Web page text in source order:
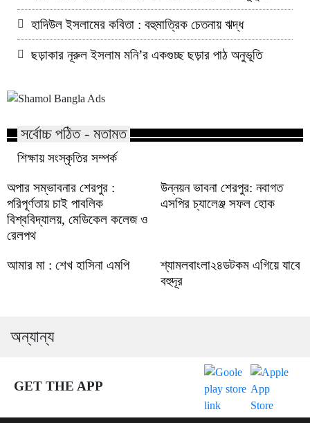
হাদিউল ইসলামের কবিতা : বহুমাত্রিক চেতনায় ঋদ্ধ
ছড়াকার নূরুল ইসলাম মনি’র একগুচ্ছ ছড়ার পাঠ অনুভূতি
সর্বোচ্চ পঠিত - মতামত
শিক্ষায় সংস্কৃতির সম্পর্ক
অপার সম্ভাবনার শেরপুর :
পরিপূর্ণতায় চাই পাবলিক
বিশ্ববিদ্যালয়, মেডিকেল কলেজ ও
রেলপথ
উন্নয়ন ভাবনা শেরপুর: নবাগত
এসপির চ্যালেঞ্জ সফল হোক
আমার মা : শেখ হাসিনা এমপি
শ্যামলবাংলা২৪ডটকম এগিয়ে যাবে
বহুদূর
অন্যান্য
GET THE APP